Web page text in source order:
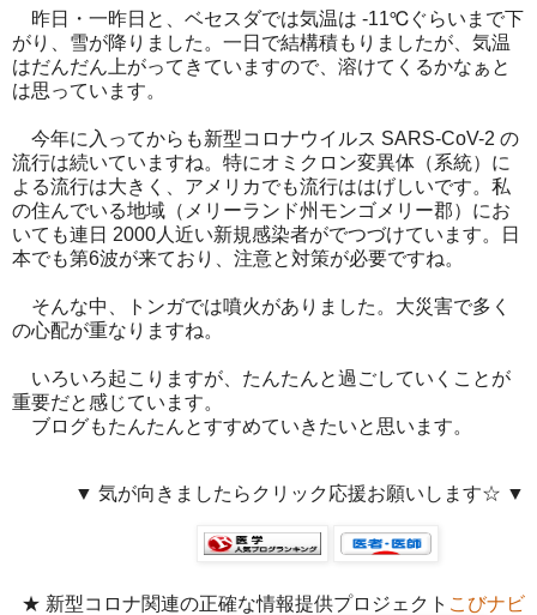
昨日・一昨日と、ベセスダでは気温は -11℃ぐらいまで下
がり、雪が降りました。一日で結構積もりましたが、気温
はだんだん上がってきていますので、溶けてくるかなぁと
は思っています。
今年に入ってからも新型コロナウイルス SARS-CoV-2 の
流行は続いていますね。特にオミクロン変異体（系統）に
よる流行は大きく、アメリカでも流行ははげしいです。私
の住んでいる地域（メリーランド州モンゴメリー郡）にお
いても連日 2000人近い新規感染者がでつづけています。日
本でも第6波が来ており、注意と対策が必要ですね。
そんな中、トンガでは噴火がありました。大災害で多く
の心配が重なりますね。
いろいろ起こりますが、たんたんと過ごしていくことが
重要だと感じています。
ブログもたんたんとすすめていきたいと思います。
▼ 気が向きましたらクリック応援お願いします☆ ▼
★ 新型コロナ関連の正確な情報提供プロジェクト こびナビ